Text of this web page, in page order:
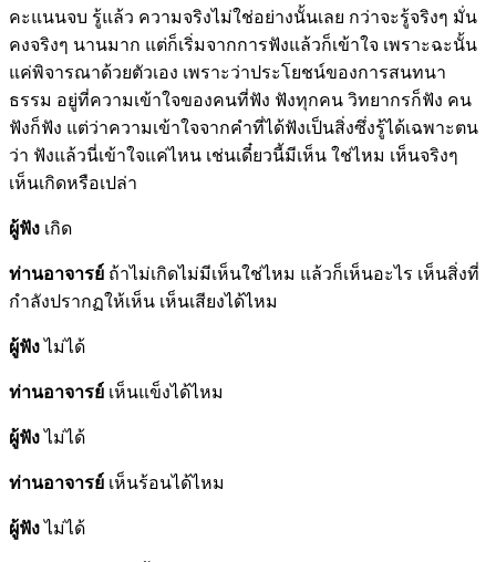
คะแนนจบ รู้แล้ว ความจริงไม่ใช่อย่างนั้นเลย กว่าจะรู้จริงๆ มั่น
คงจริงๆ นานมาก แต่ก็เริ่มจากการฟังแล้วก็เข้าใจ เพราะฉะนั้น
แค่พิจารณาด้วยตัวเอง เพราะว่าประโยชน์ของการสนทนา
ธรรม อยู่ที่ความเข้าใจของคนที่ฟัง ฟังทุกคน วิทยากรก็ฟัง คน
ฟังก็ฟัง แต่ว่าความเข้าใจจากคำที่ได้ฟังเป็นสิ่งซึ่งรู้ได้เฉพาะตน
ว่า ฟังแล้วนี่เข้าใจแค่ไหน เช่นเดี๋ยวนี้มีเห็น ใช่ไหม เห็นจริงๆ
เห็นเกิดหรือเปล่า
ผู้ฟัง เกิด
ท่านอาจารย์ ถ้าไม่เกิดไม่มีเห็นใช่ไหม แล้วก็เห็นอะไร เห็นสิ่งที่
กำลังปรากฏให้เห็น เห็นเสียงได้ไหม
ผู้ฟังไม่ได้
ท่านอาจารย์ เห็นแข็งได้ไหม
ผู้ฟังไม่ได้
ท่านอาจารย์ เห็นร้อนได้ไหม
ผู้ฟังไม่ได้